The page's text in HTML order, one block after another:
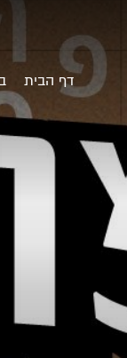
דף הבית